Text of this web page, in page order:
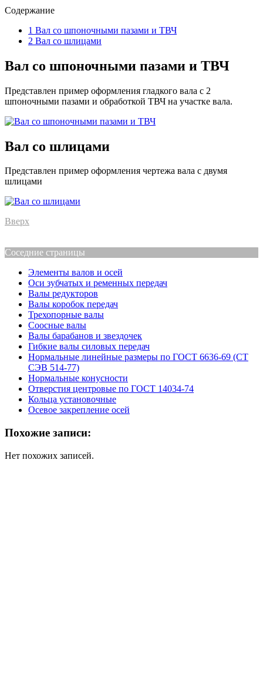
Содержание
1 Вал со шпоночными пазами и ТВЧ
2 Вал со шлицами
Вал со шпоночными пазами и ТВЧ
Представлен пример оформления гладкого вала с 2
шпоночными пазами и обработкой ТВЧ на участке вала.
Вал со шлицами
Представлен пример оформления чертежа вала с двумя
шлицами
Вверх
Соседние страницы
Элементы валов и осей
Оси зубчатых и ременных передач
Валы редукторов
Валы коробок передач
Трехопорные валы
Соосные валы
Валы барабанов и звездочек
Гибкие валы силовых передач
Нормальные линейные размеры по ГОСТ 6636-69 (СТ
СЭВ 514-77)
Нормальные конусности
Отверстия центровые по ГОСТ 14034-74
Кольца установочные
Осевое закрепление осей
Похожие записи:
Нет похожих записей.